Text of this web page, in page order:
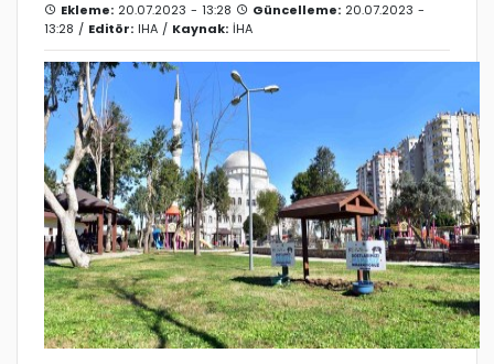
Ekleme: 20.07.2023 - 13:28 Güncelleme: 20.07.2023 -
13:28 / Editör: IHA / Kaynak: İHA